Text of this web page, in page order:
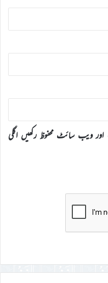
ویب سائٹ محفوظ رکھیں اگلی